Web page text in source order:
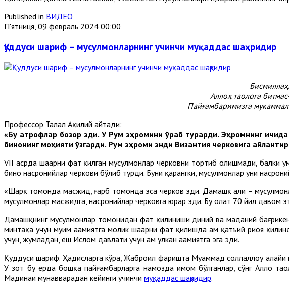
Published in ВИДЕО
П'ятниця, 09 февраль 2024 00:00
Қуддуси шариф – мусулмонларнинг учинчи муқаддас шаҳридир
Аллоҳ таолога
Пайғамбаримизга
Профессор Талал Ақилий айтади:
«Бу атрофлар бозор эди. У Рум эҳромини ўраб турарди. Эҳромнинг
бинонинг моҳияти ўзгарди. Рум эҳроми энди Византия черковига
VII асрда шаҳарни фатҳ қилган мусулмонлар черковни тортиб олишмади,
бино насронийлар черкови бўлиб турди. Буни қарангки, мусулмонлар уни
«Шарқ томонда масжид, ғарб томонда эса черков эди. Дамашқ аҳли –
мусулмонлар масжидга, насронийлар черковга юрар эди. Бу ҳолат 70 йил давом
Дамашқнинг мусулмонлар томонидан фатҳ қилиниши диний ва маданий
минтақа учун муҳим аҳамиятга молик шаҳарни фатҳ қилишда ҳам қатъий риоя
учун, жумладан, ёш Ислом давлати учун ҳам улкан аҳамиятга эга эди.
Қуддуси шариф. Ҳадисларга кўра, Жаброил фаришта Муҳаммад соллаллоҳу
У зот бу ерда бошқа пайғамбарларга намозда имом бўлганлар, сўнг Аллоҳ
Мадинаи мунавварадан кейинги учинчи муқаддас шаҳридир.